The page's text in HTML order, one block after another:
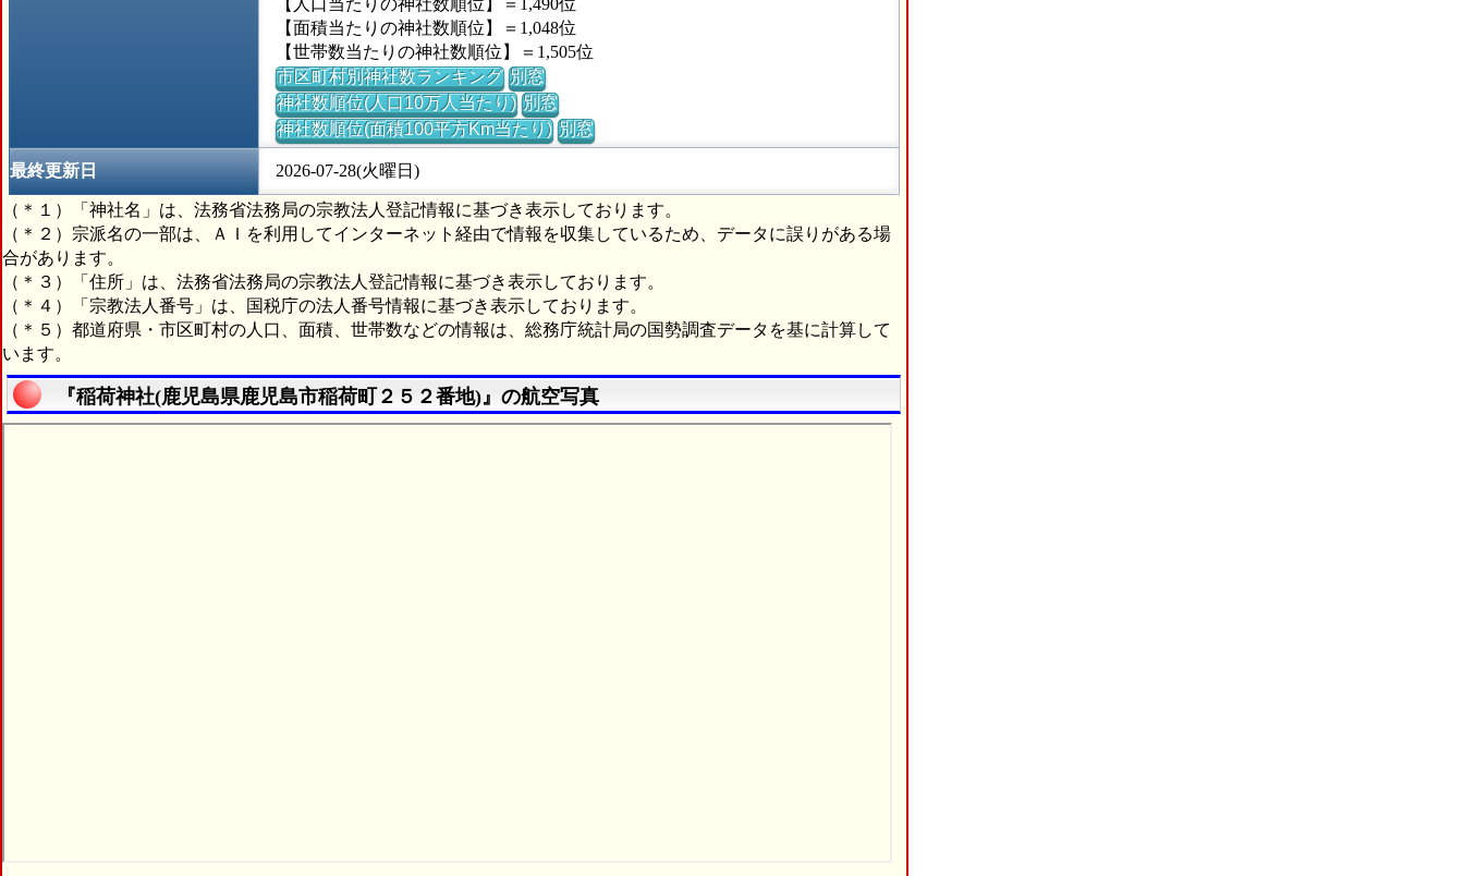
【面積当たりの神社数順位】＝1,048位
【世帯数当たりの神社数順位】＝1,505位
市区町村別神社数ランキング 別窓
神社数順位(人口10万人当たり) 別窓
神社数順位(面積100平方Km当たり) 別窓
最終更新日 2026-07-28(火曜日)
（＊１）「神社名」は、法務省法務局の宗教法人登記情報に基づき表示しております。
（＊２）宗派名の一部は、ＡＩを利用してインターネット経由で情報を収集しているため、データに誤りがある場
合があります。
（＊３）「住所」は、法務省法務局の宗教法人登記情報に基づき表示しております。
（＊４）「宗教法人番号」は、国税庁の法人番号情報に基づき表示しております。
（＊５）都道府県・市区町村の人口、面積、世帯数などの情報は、総務庁統計局の国勢調査データを基に計算して
います。
『稲荷神社(鹿児島県鹿児島市稲荷町２５２番地)』の航空写真